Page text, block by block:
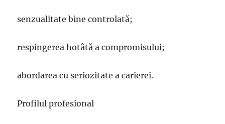
senzualitate bine controlată;
respingerea hotâtă a compromisului;
abordarea cu seriozitate a carierei.
Profilul profesional